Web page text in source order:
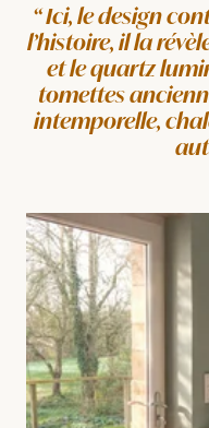
Ici, le design
l’histoire, il la
et le quartz
tomettes
intemporelle,